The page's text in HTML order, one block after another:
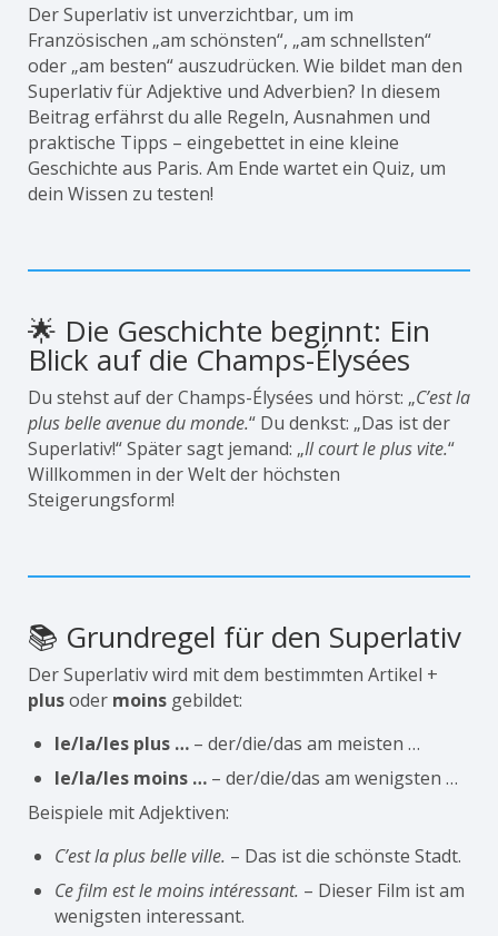
Der Superlativ ist unverzichtbar, um im
Französischen „am schönsten“, „am schnellsten“
oder „am besten“ auszudrücken. Wie bildet man den
Superlativ für Adjektive und Adverbien? In diesem
Beitrag erfährst du alle Regeln, Ausnahmen und
praktische Tipps – eingebettet in eine kleine
Geschichte aus Paris. Am Ende wartet ein Quiz, um
dein Wissen zu testen!
🌟 Die Geschichte beginnt: Ein
Blick auf die Champs-Élysées
Du stehst auf der Champs-Élysées und hörst: „C’est la
plus belle avenue du monde.“ Du denkst: „Das ist der
Superlativ!“ Später sagt jemand: „Il court le plus vite.“
Willkommen in der Welt der höchsten
Steigerungsform!
📚 Grundregel für den Superlativ
Der Superlativ wird mit dem bestimmten Artikel +
plusoder moins gebildet:
le/la/les plus … – der/die/das am meisten …
le/la/les moins … – der/die/das am wenigsten …
Beispiele mit Adjektiven:
C’est la plus belle ville. – Das ist die schönste Stadt.
Ce film est le moins intéressant. – Dieser Film ist am
wenigsten interessant.